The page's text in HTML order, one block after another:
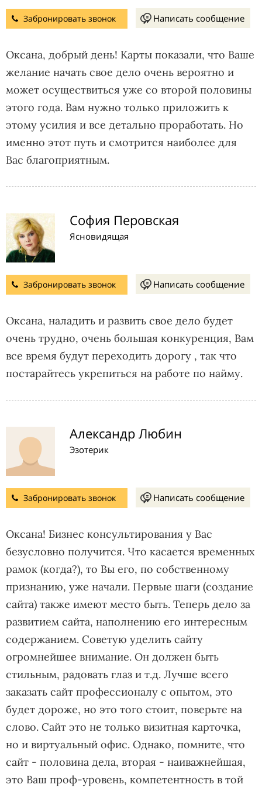
Забронировать звонок Написать сообщение
Оксана, добрый день! Карты показали, что Ваше
желание начать свое дело очень вероятно и
может осуществиться уже со второй половины
этого года. Вам нужно только приложить к
этому усилия и все детально проработать. Но
именно этот путь и смотрится наиболее для
Вас благоприятным.
София Перовская
Ясновидящая
Забронировать звонок Написать сообщение
Оксана, наладить и развить свое дело будет
очень трудно, очень большая конкуренция, Вам
все время будут переходить дорогу , так что
постарайтесь укрепиться на работе по найму.
Александр Любин
Эзотерик
Забронировать звонок Написать сообщение
Оксана! Бизнес консультирования у Вас
безусловно получится. Что касается временных
рамок (когда?), то Вы его, по собственному
признанию, уже начали. Первые шаги (создание
сайта) также имеют место быть. Теперь дело за
развитием сайта, наполнению его интересным
содержанием. Советую уделить сайту
огромнейшее внимание. Он должен быть
стильным, радовать глаз и т.д. Лучше всего
заказать сайт профессионалу с опытом, это
будет дороже, но это того стоит, поверьте на
слово. Сайт это не только визитная карточка,
но и виртуальный офис. Однако, помните, что
сайт - половина дела, вторая - наиважнейшая,
это Ваш проф-уровень, компетентность в той